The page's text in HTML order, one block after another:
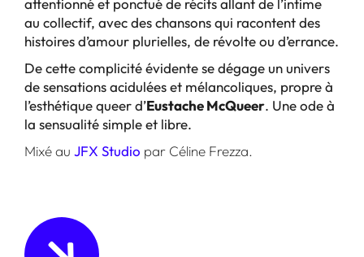
attentionné et ponctué de récits allant de l’intime
au collectif, avec des chansons qui racontent des
histoires d’amour plurielles, de révolte ou d’errance.
De cette complicité évidente se dégage un univers
de sensations acidulées et mélancoliques, propre à
l’esthétique queer d’Eustache McQueer. Une ode à
la sensualité simple et libre.
Mixé au JFX Studio par Céline Frezza.